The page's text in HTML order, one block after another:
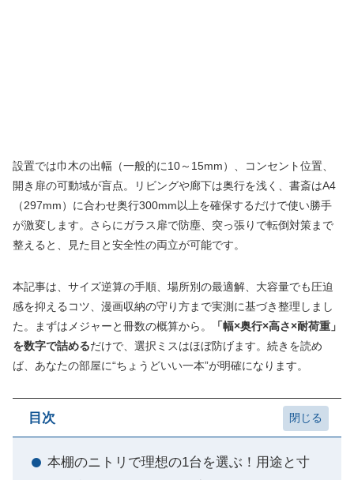
設置では巾木の出幅（一般的に10～15mm）、コンセント位置、
開き扉の可動域が盲点。リビングや廊下は奥行を浅く、書斎はA4
（297mm）に合わせ奥行300mm以上を確保するだけで使い勝手
が激変します。さらにガラス扉で防塵、突っ張りで転倒対策まで
整えると、見た目と安全性の両立が可能です。
本記事は、サイズ逆算の手順、場所別の最適解、大容量でも圧迫
感を抑えるコツ、漫画収納の守り方まで実測に基づき整理しまし
た。まずはメジャーと冊数の概算から。
「幅×奥行×高さ×耐荷重」
を数字で詰めるだけで、選択ミスはほぼ防げます。続きを読め
ば、あなたの部屋に“ちょうどいい一本”が明確になります。
目次
本棚のニトリで理想の1台を選ぶ！用途と寸